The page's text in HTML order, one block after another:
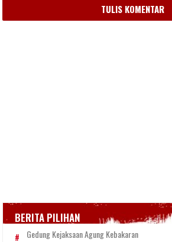
TULIS KOMENTAR
BERITA PILIHAN
Gedung Kejaksaan Agung Kebakaran